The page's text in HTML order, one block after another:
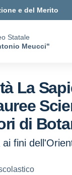
e del Merito
Statale
Meucci"
La
di
fini